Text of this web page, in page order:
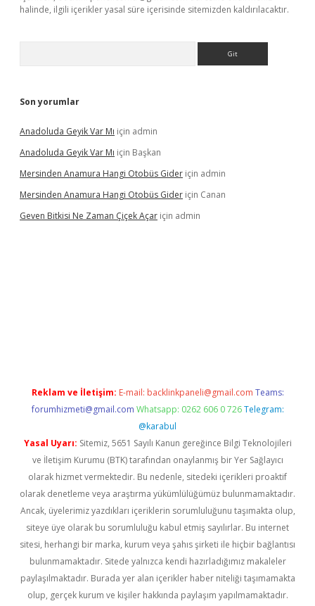
halinde, ilgili içerikler yasal süre içerisinde sitemizden kaldırılacaktır.
Son yorumlar
Anadoluda Geyik Var Mı için admin
Anadoluda Geyik Var Mı için Başkan
Mersinden Anamura Hangi Otobüs Gider için admin
Mersinden Anamura Hangi Otobüs Gider için Canan
Geven Bitkisi Ne Zaman Çiçek Açar için admin
Reklam ve İletişim: E-mail: backlinkpaneli@gmail.com Teams:
forumhizmeti@gmail.com Whatsapp: 0262 606 0 726 Telegram:
@karabul
Yasal Uyarı: Sitemiz, 5651 Sayılı Kanun gereğince Bilgi Teknolojileri
ve İletişim Kurumu (BTK) tarafından onaylanmış bir Yer Sağlayıcı
olarak hizmet vermektedir. Bu nedenle, sitedeki içerikleri proaktif
olarak denetleme veya araştırma yükümlülüğümüz bulunmamaktadır.
Ancak, üyelerimiz yazdıkları içeriklerin sorumluluğunu taşımakta olup,
siteye üye olarak bu sorumluluğu kabul etmiş sayılırlar. Bu internet
sitesi, herhangi bir marka, kurum veya şahıs şirketi ile hiçbir bağlantısı
bulunmamaktadır. Sitede yalnızca kendi hazırladığımız makaleler
paylaşılmaktadır. Burada yer alan içerikler haber niteliği taşımamakta
olup, gerçek kurum ve kişiler hakkında paylaşım yapılmamaktadır.